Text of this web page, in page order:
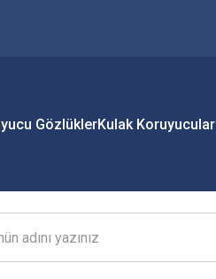
GözlüklerKulak Koruyucular